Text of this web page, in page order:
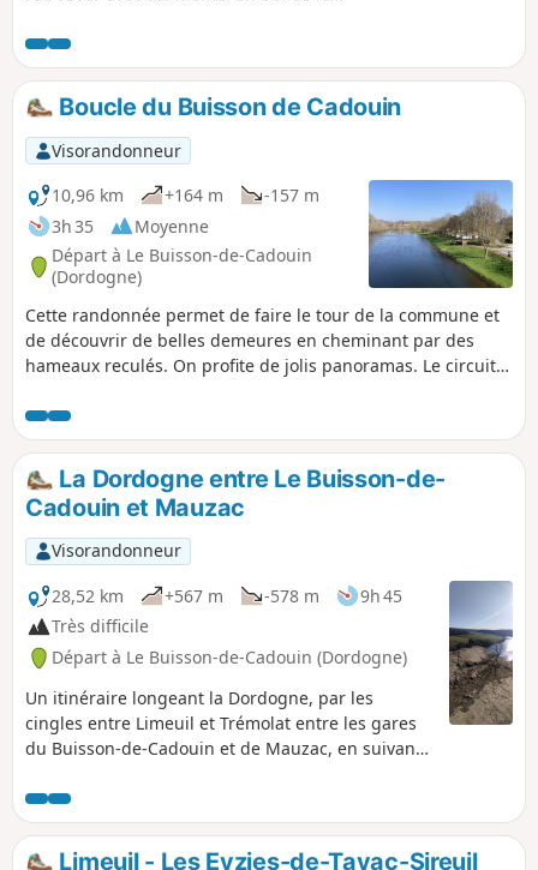
émerveillera.
Boucle du Buisson de Cadouin
Visorandonneur
10,96 km
+164 m
-157 m
3h 35
Moyenne
Départ à Le Buisson-de-Cadouin
(Dordogne)
Cette randonnée permet de faire le tour de la commune et
de découvrir de belles demeures en cheminant par des
hameaux reculés. On profite de jolis panoramas. Le circuit
La Dordogne entre Le Buisson-de-
Cadouin et Mauzac
Visorandonneur
28,52 km
+567 m -578 m
9h 45
Très difficile
Départ à Le Buisson-de-Cadouin (Dordogne)
Un itinéraire longeant la Dordogne, par les
cingles entre Limeuil et Trémolat entre les gares
du Buisson-de-Cadouin et de Mauzac, en suivant
Limeuil - Les Eyzies-de-Tayac-Sireuil